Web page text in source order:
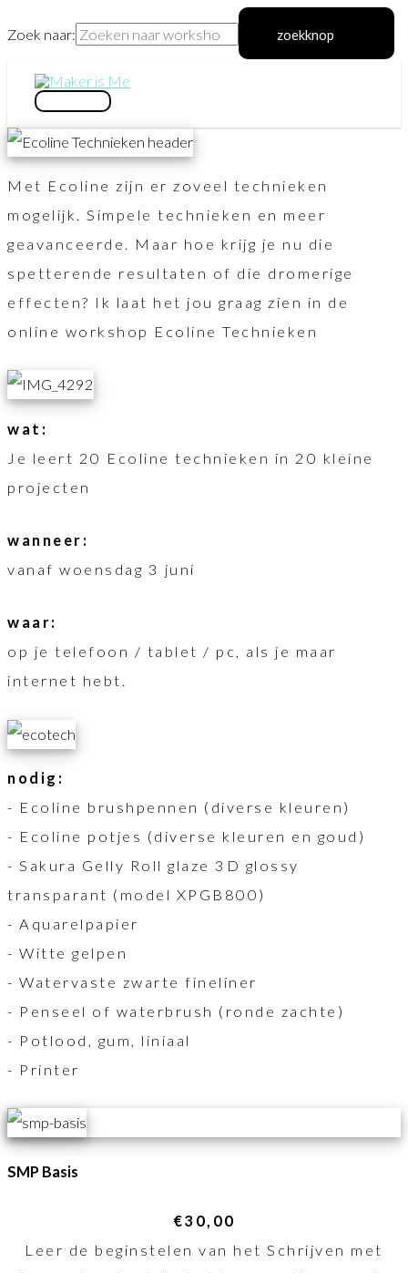
Zoek naar: zoekknop
de
inhoud
hoofdmenu
Met Ecoline zijn er zoveel technieken
mogelijk. Simpele technieken en meer
geavanceerde. Maar hoe krijg je nu die
spetterende resultaten of die dromerige
effecten? Ik laat het jou graag zien in de
online workshop Ecoline Technieken
wat:
Je leert 20 Ecoline technieken in 20 kleine
projecten
wanneer:
vanaf woensdag 3 juni
waar:
op je telefoon / tablet / pc, als je maar
internet hebt.
nodig:
- Ecoline brushpennen (diverse kleuren)
- Ecoline potjes (diverse kleuren en goud)
- Sakura Gelly Roll glaze 3D glossy
transparant (model XPGB800)
- Aquarelpapier
- Witte gelpen
- Watervaste zwarte fineliner
- Penseel of waterbrush (ronde zachte)
- Potlood, gum, liniaal
- Printer
SMP Basis
€30,00
Leer de beginstelen van het Schrijven met